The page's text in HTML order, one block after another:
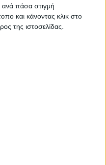
ανά πάσα στιγμή
και κάνοντας κλικ στο
της ιστοσελίδας.
δήλωσε
του Θεού και με την